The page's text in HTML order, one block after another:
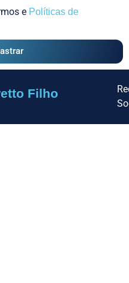
e Políticas de
Filho